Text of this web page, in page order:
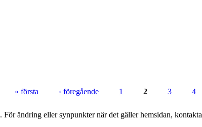
« första ‹ föregående 1 2 3 4
. För ändring eller synpunkter när det gäller hemsidan, kontakta